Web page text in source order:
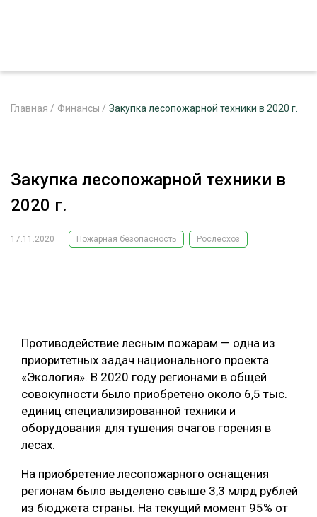
О ПРОЕКТЕ
ЦИФРОВАЯ СРЕДА
ЛЕСОВОССТАНОВЛЕНИЕ И ЗАЩИТА
ЛОГИСТИКА
ЦБП
РУБРИКИ
ТЕМАТИЧЕСКИЕ ПРОЕКТЫ
ПОДБОРКИ СТАТЕЙ
Главная / Финансы / Закупка лесопожарной техники в 2020 г.
Закупка лесопожарной техники в
2020 г.
17.11.2020 Пожарная безопасность Рослесхоз
Противодействие лесным пожарам — одна из
приоритетных задач национального проекта
«Экология». В 2020 году регионами в общей
совокупности было приобретено около 6,5 тыс.
единиц специализированной техники и
оборудования для тушения очагов горения в
лесах.
На приобретение лесопожарного оснащения
регионам было выделено свыше 3,3 млрд рублей
из бюджета страны. На текущий момент 95% от